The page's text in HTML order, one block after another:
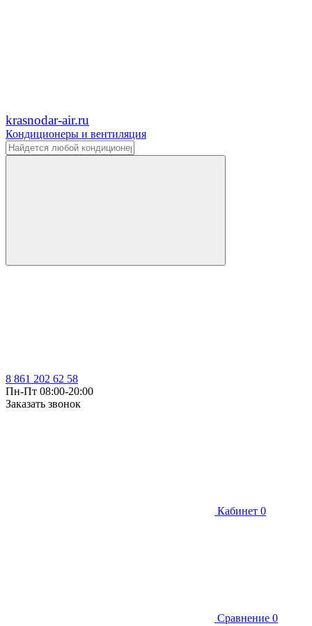
krasnodar-air.ru
Кондиционеры и вентиляция
8 861 202 62 58
Пн-Пт 08:00-20:00
Заказать звонок
Кабинет 0
Сравнение 0